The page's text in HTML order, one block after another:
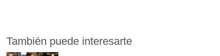
También puede interesarte